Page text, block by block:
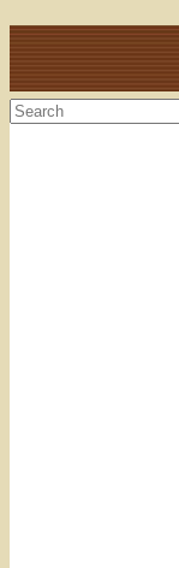
Alte Rezepte online